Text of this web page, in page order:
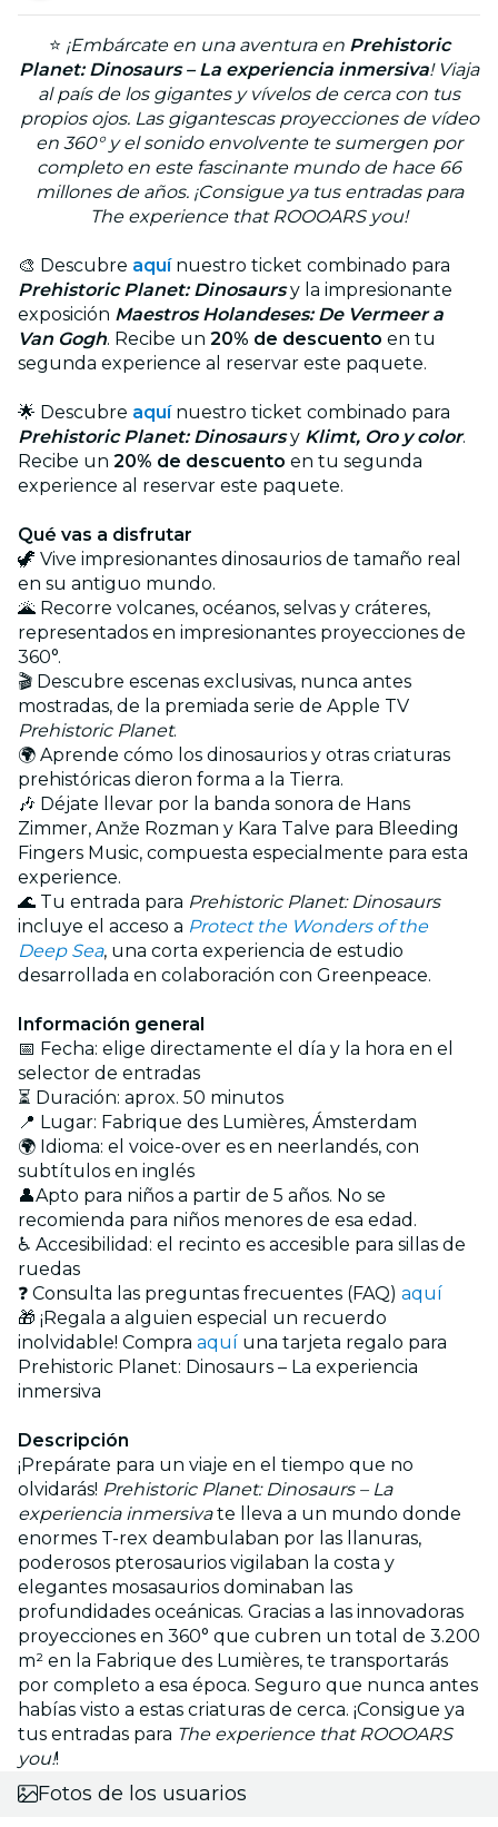
⭐ ¡Embárcate en una aventura en Prehistoric
Planet: Dinosaurs – La experiencia inmersiva! Viaja
al país de los gigantes y vívelos de cerca con tus
propios ojos. Las gigantescas proyecciones de vídeo
en 360° y el sonido envolvente te sumergen por
completo en este fascinante mundo de hace 66
millones de años. ¡Consigue ya tus entradas para
The experience that ROOOARS you!
🎨 Descubre aquí nuestro ticket combinado para
Prehistoric Planet: Dinosaursy la impresionante
exposición Maestros Holandeses: De Vermeer a
Van Gogh. Recibe un 20% de descuento en tu
segunda experience al reservar este paquete.
🌟 Descubre aquí nuestro ticket combinado para
Prehistoric Planet: Dinosaursy Klimt, Oro y color.
Recibe un 20% de descuento en tu segunda
experience al reservar este paquete.
Qué vas a disfrutar
🦖 Vive impresionantes dinosaurios de tamaño real
en su antiguo mundo.
🌋 Recorre volcanes, océanos, selvas y cráteres,
representados en impresionantes proyecciones de
360°.
🎬 Descubre escenas exclusivas, nunca antes
mostradas, de la premiada serie de Apple TV
Prehistoric Planet.
🌍 Aprende cómo los dinosaurios y otras criaturas
prehistóricas dieron forma a la Tierra.
🎶 Déjate llevar por la banda sonora de Hans
Zimmer, Anže Rozman y Kara Talve para Bleeding
Fingers Music, compuesta especialmente para esta
experience.
🌊 Tu entrada para Prehistoric Planet: Dinosaurs
incluye el acceso a Protect the Wonders of the
Deep Sea, una corta experiencia de estudio
desarrollada en colaboración con Greenpeace.
Información general
📅 Fecha: elige directamente el día y la hora en el
selector de entradas
⏳ Duración: aprox. 50 minutos
📍 Lugar: Fabrique des Lumières, Ámsterdam
🌍 Idioma: el voice-over es en neerlandés, con
subtítulos en inglés‎
👤Apto para niños a partir de 5 años. No se
recomienda para niños menores de esa edad.
♿ Accesibilidad: el recinto es accesible para sillas de
ruedas
❓ Consulta las preguntas frecuentes (FAQ) aquí
🎁 ¡Regala a alguien especial un recuerdo
inolvidable! Compra aquí una tarjeta regalo para
Prehistoric Planet: Dinosaurs – La experiencia
inmersiva
Descripción
¡Prepárate para un viaje en el tiempo que no
olvidarás! Prehistoric Planet: Dinosaurs – La
experiencia inmersivate lleva a un mundo donde
enormes T-rex deambulaban por las llanuras,
poderosos pterosaurios vigilaban la costa y
elegantes mosasaurios dominaban las
profundidades oceánicas. Gracias a las innovadoras
proyecciones en 360° que cubren un total de 3.200
m² en la Fabrique des Lumières, te transportarás
por completo a esa época. Seguro que nunca antes
habías visto a estas criaturas de cerca. ¡Consigue ya
tus entradas para The experience that ROOOARS
you!!
Fotos de los usuarios